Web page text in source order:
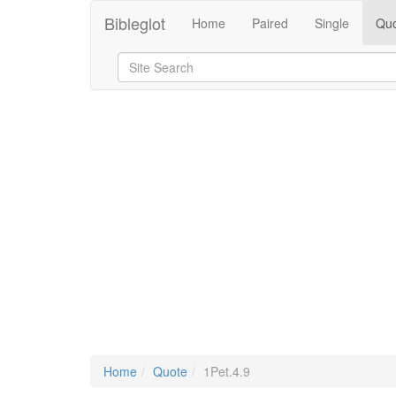
Bibleglot Home Paired Single
Home Quote 1Pet.4.9